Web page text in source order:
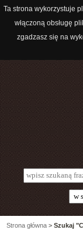
Ta strona wykorzystuje
włączoną obsługę
zgadzasz się na
Strona główna > Szukaj